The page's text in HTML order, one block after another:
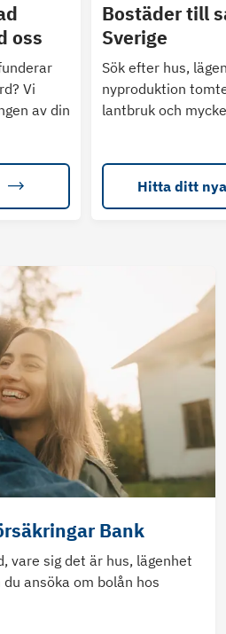
oss
Vi
av din
Bostäder till
Sverige
Sök efter hus,
nyproduktion
lantbruk och
Hitta ditt
Bank
vare sig det är hus, lägenhet
ansöka om bolån hos